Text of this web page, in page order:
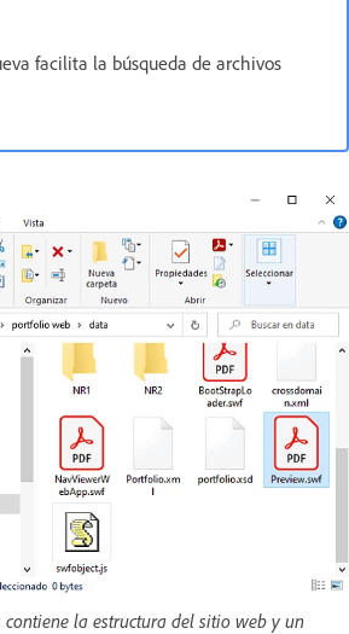
facilita la búsqueda de archivos
contiene la estructura del sitio web y un